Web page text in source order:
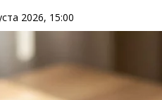
2026, 15:00